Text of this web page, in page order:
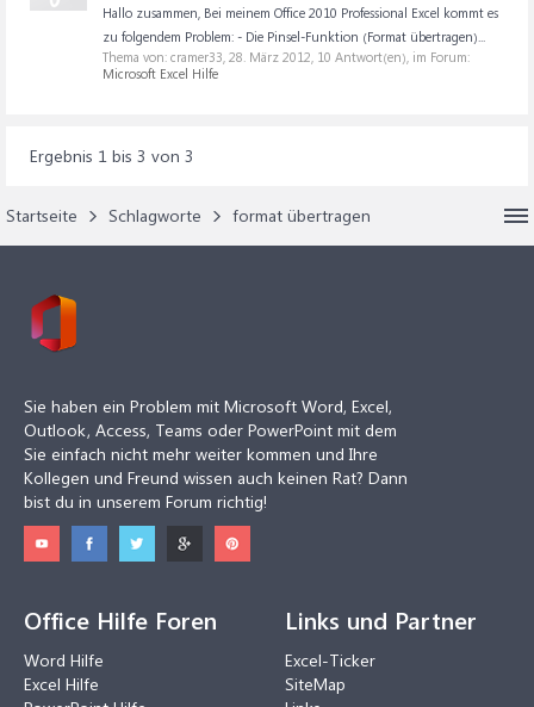
Hallo zusammen, Bei meinem Office 2010 Professional Excel kommt es
zu folgendem Problem: - Die Pinsel-Funktion (Format übertragen)...
Thema von: cramer33, 28. März 2012, 10 Antwort(en), im Forum:
Microsoft Excel Hilfe
Ergebnis 1 bis 3 von 3
Startseite Schlagworte format übertragen
Sie haben ein Problem mit Microsoft Word, Excel,
Outlook, Access, Teams oder PowerPoint mit dem
Sie einfach nicht mehr weiter kommen und Ihre
Kollegen und Freund wissen auch keinen Rat? Dann
bist du in unserem Forum richtig!
Office Hilfe Foren
Word Hilfe
Excel Hilfe
Links und Partner
Excel-Ticker
SiteMap